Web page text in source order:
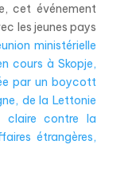
cet événement
les jeunes pays
ministérielle
cours à Skopje,
par un boycott
de la Lettonie
claire contre la
étrangères,